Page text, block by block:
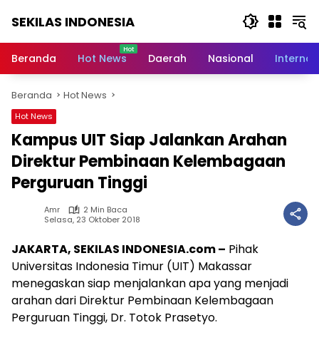
SEKILAS INDONESIA
Terkini,
Latest
World,
Headlines,
News
Today
Beranda Hot News Daerah Nasional
Beranda Hot News
Hot News
Kampus UIT Siap Jalankan Arahan
Direktur Pembinaan Kelembagaan
Perguruan Tinggi
Amr
2 Min Baca
Selasa, 23 Oktober 2018
JAKARTA, SEKILAS INDONESIA.com – Pihak
Universitas Indonesia Timur (UIT) Makassar
menegaskan siap menjalankan apa yang menjadi
arahan dari Direktur Pembinaan Kelembagaan
Perguruan Tinggi, Dr. Totok Prasetyo.